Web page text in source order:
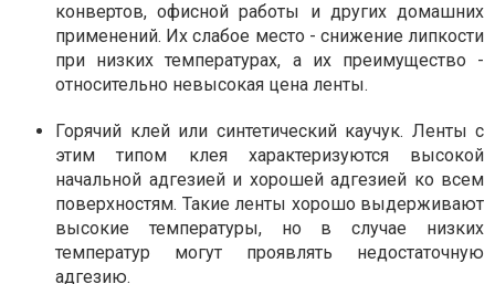
конвертов, офисной работы и других домашних
применений. Их слабое место - снижение липкости
при низких температурах, а их преимущество -
относительно невысокая цена ленты.
Горячий клей или синтетический каучук. Ленты с
этим типом клея характеризуются высокой
начальной адгезией и хорошей адгезией ко всем
поверхностям. Такие ленты хорошо выдерживают
высокие температуры, но в случае низких
температур могут проявлять недостаточную
адгезию.